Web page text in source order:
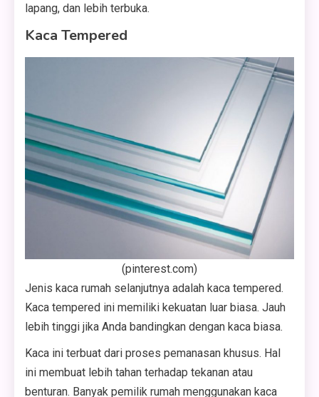
lapang, dan lebih terbuka.
Kaca Tempered
(pinterest.com)
Jenis kaca rumah selanjutnya adalah kaca tempered.
Kaca tempered ini memiliki kekuatan luar biasa. Jauh
lebih tinggi jika Anda bandingkan dengan kaca biasa.
Kaca ini terbuat dari proses pemanasan khusus. Hal
ini membuat lebih tahan terhadap tekanan atau
benturan. Banyak pemilik rumah menggunakan kaca